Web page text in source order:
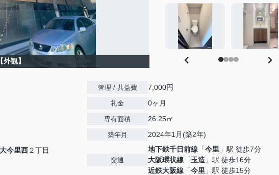
【外観】
大今里西２丁目
管理 / 共益費 7,000円
礼金 0ヶ月
専有面積 26.25㎡
築年月 2024年1月(築2年)
交通
地下鉄千日前線 「今里 」駅 徒歩7分
大阪環状線 「玉造 」駅 徒歩16分
近鉄大阪線 「今里 」駅 徒歩15分